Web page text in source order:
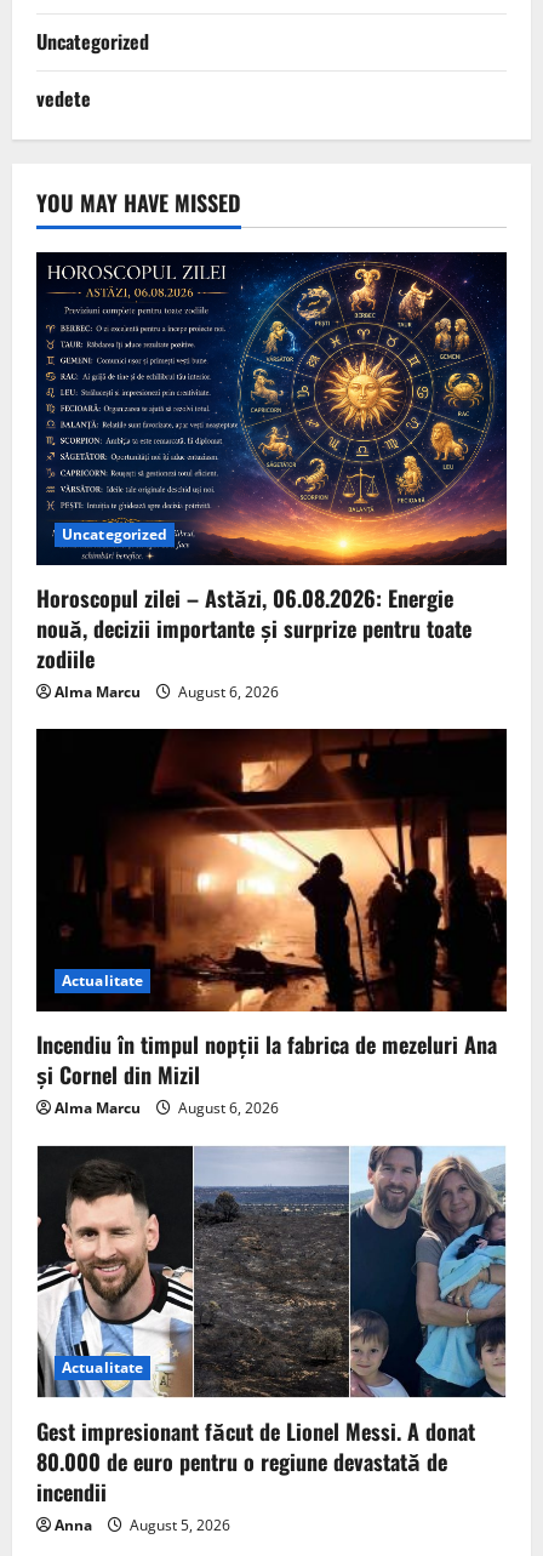
Uncategorized
vedete
YOU MAY HAVE MISSED
Uncategorized
Horoscopul zilei – Astăzi, 06.08.2026: Energie
nouă, decizii importante și surprize pentru toate
zodiile
Alma Marcu August 6, 2026
Actualitate
Incendiu în timpul nopții la fabrica de mezeluri Ana
și Cornel din Mizil
Alma Marcu August 6, 2026
Actualitate
Gest impresionant făcut de Lionel Messi. A donat
80.000 de euro pentru o regiune devastată de
incendii
Anna August 5, 2026